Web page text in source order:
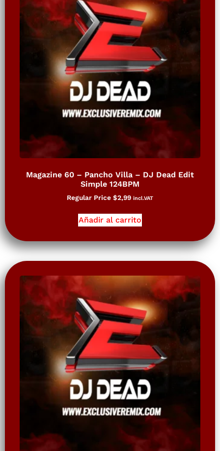
Magazine 60 – Pancho Villa – DJ Dead Edit
Simple 124BPM
Regular Price $2,99 incl.VAT
Añadir al carrito